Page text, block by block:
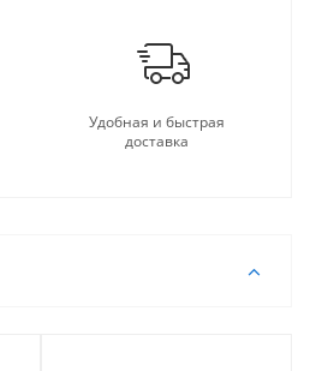
Удобная и быстрая
доставка